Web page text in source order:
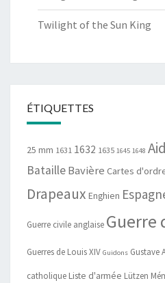
Twilight of the Sun King
ÉTIQUETTES
25 mm 1631 1632 1635 1645 1648
BatailleBavière Cartes
Drapeaux Enghien
Guerre civile anglaise Guerre
Guerres de Louis XIV Guidons Gustave
catholiqueListe d'armée Lützen